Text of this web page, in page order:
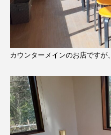
カウンターメインのお店ですが、